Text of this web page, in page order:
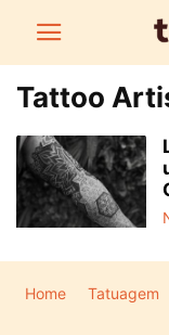
Tattoo
Home Tatuagem